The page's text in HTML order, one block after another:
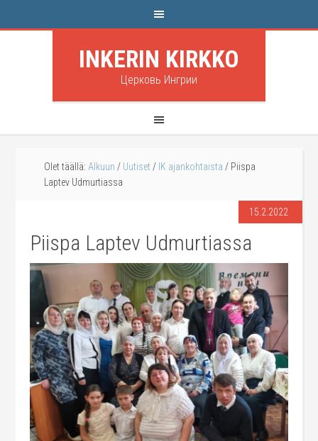
INKERIN KIRKKO
Церковь Ингрии
Olet täällä: Alkuun / Uutiset / IK ajankohtaista / Piispa
Laptev Udmurtiassa
15.2.2022
Piispa Laptev Udmurtiassa